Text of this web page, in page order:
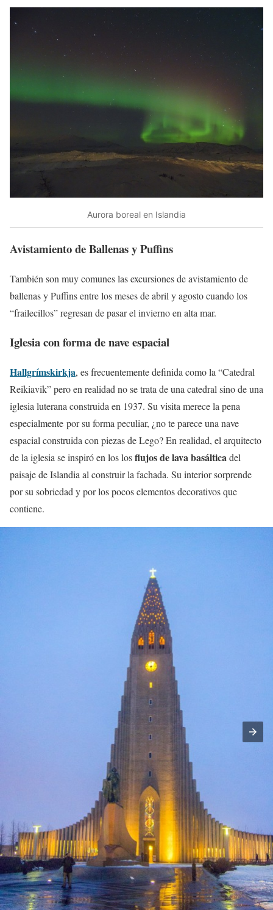
Aurora boreal en Islandia
Avistamiento de Ballenas y Puffins
También son muy comunes las excursiones de avistamiento de
ballenas y Puffins entre los meses de abril y agosto cuando los
“frailecillos” regresan de pasar el invierno en alta mar.
Iglesia con forma de nave espacial
Hallgrímskirkja, es frecuentemente definida como la “Catedral
Reikiavik” pero en realidad no se trata de una catedral sino de una
iglesia luterana construida en 1937. Su visita merece la pena
especialmente por su forma peculiar, ¿no te parece una nave
espacial construida con piezas de Lego? En realidad, el arquitecto
de la iglesia se inspiró en los losflujos de lava basálticadel
paisaje de Islandia al construir la fachada. Su interior sorprende
por su sobriedad y por los pocos elementos decorativos que
contiene.